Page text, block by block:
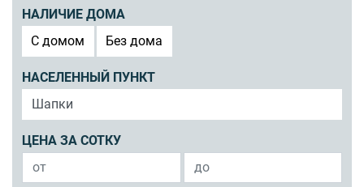
НАЛИЧИЕ ДОМА
C домом
Без дома
НАСЕЛЕННЫЙ ПУНКТ
ЦЕНА ЗА СОТКУ